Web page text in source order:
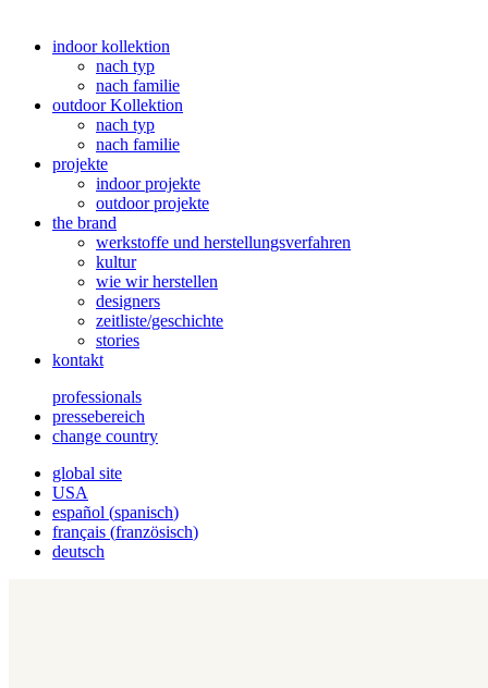
indoor kollektion
nach typ
nach familie
outdoor Kollektion
nach typ
nach familie
projekte
indoor projekte
outdoor projekte
the brand
werkstoffe und herstellungsverfahren
kultur
wie wir herstellen
designers
zeitliste/geschichte
stories
kontakt
professionals
pressebereich
change country
global site
USA
español (spanisch)
français (französisch)
deutsch